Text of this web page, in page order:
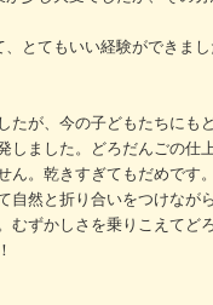
とてもいい経験ができまし
たが、今の子どもたちにも
しました。どろだんごの仕
ん。乾きすぎてもだめです
自然と折り合いをつけなが
むずかしさを乗りこえてど